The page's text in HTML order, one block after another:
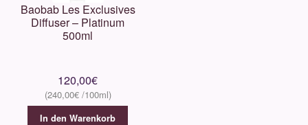
Baobab Les Exclusives
Diffuser – Platinum
500ml
120,00€
240,00€
In den Warenkorb